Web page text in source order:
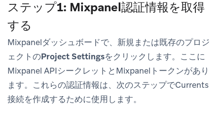
ステップ1: Mixpanel認証情報を取得
する
Mixpanelダッシュボードで、新規または既存のプロジ
ェクトのProject Settingsをクリックします。ここに
Mixpanel APIシークレットとMixpanelトークンがあり
ます。これらの認証情報は、次のステップでCurrents
接続を作成するために使用します。